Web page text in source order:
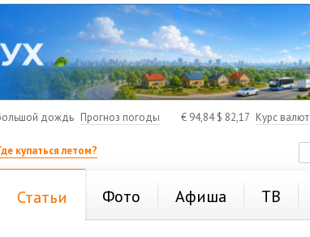
дождь Прогноз погоды € 94,84$ 82,17 Курс валют
купаться летом?
Статьи Фото Афиша ТВ